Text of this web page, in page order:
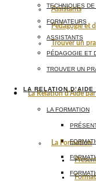
Assistants
Pédagogie et
Trouver un
La Relation d’Aide
La Formation
TECHNIQUES
FORMATEURS
ASSISTANTS
PÉDAGOGIE ET
TROUVER UN
LA RELATION
LA FORMATION